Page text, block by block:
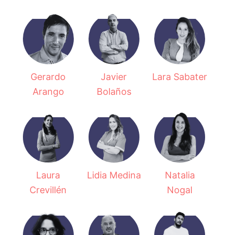
Gerardo
Arango
Javier
Bolaños
Lara Sabater
Laura
Crevillén
Lidia Medina
Natalia
Nogal